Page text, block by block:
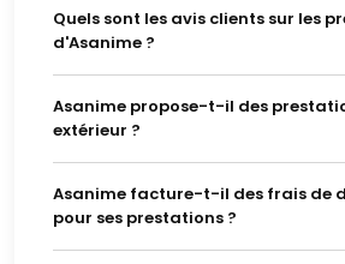
Quels sont les avis clients sur les
d'Asanime ?
Asanime propose-t-il des
extérieur ?
Asanime facture-t-il des frais de
pour ses prestations ?